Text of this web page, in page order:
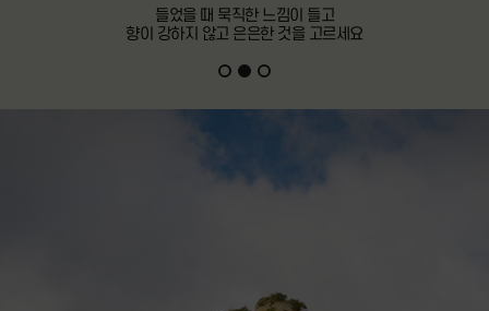
들었을 때 묵직한 느낌이 들고
향이 강하지 않고 은은한 것을 고르세요